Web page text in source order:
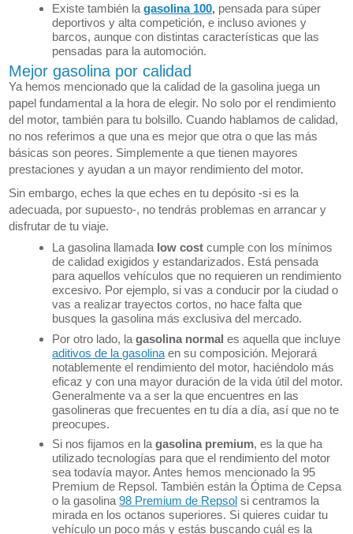
Existe también lagasolina 100, pensada para súper
deportivos y alta competición, e incluso aviones y
barcos, aunque con distintas características que las
pensadas para la automoción.
Mejor gasolina por calidad
Ya hemos mencionado que la calidad de la gasolina juega un
papel fundamental a la hora de elegir. No solo por el rendimiento
del motor, también para tu bolsillo. Cuando hablamos de calidad,
no nos referimos a que una es mejor que otra o que las más
básicas son peores. Simplemente a que tienen mayores
prestaciones y ayudan a un mayor rendimiento del motor.
Sin embargo, eches la que eches en tu depósito -si es la
adecuada, por supuesto-, no tendrás problemas en arrancar y
disfrutar de tu viaje.
La gasolina llamada low costcumple con los mínimos
de calidad exigidos y estandarizados. Está pensada
para aquellos vehículos que no requieren un rendimiento
excesivo. Por ejemplo, si vas a conducir por la ciudad o
vas a realizar trayectos cortos, no hace falta que
busques la gasolina más exclusiva del mercado.
Por otro lado, lagasolina normal es aquella que incluye
aditivos de la gasolina en su composición. Mejorará
notablemente el rendimiento del motor, haciéndolo más
eficaz y con una mayor duración de la vida útil del motor.
Generalmente va a ser la que encuentres en las
gasolineras que frecuentes en tu día a día, así que no te
preocupes.
Si nos fijamos en lagasolina premium, es la que ha
utilizado tecnologías para que el rendimiento del motor
sea todavía mayor. Antes hemos mencionado la 95
Premium de Repsol. También están la Óptima de Cepsa
o la gasolina98 Premium de Repsol si centramos la
mirada en los octanos superiores. Si quieres cuidar tu
vehículo un poco más y estás buscando cuál es la